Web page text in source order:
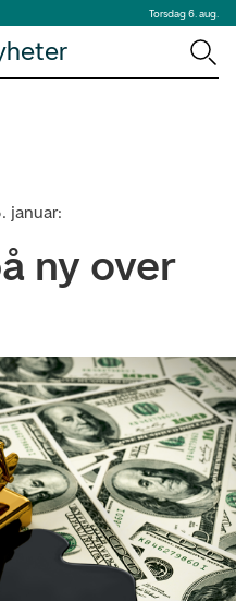
Torsdag 6. aug.
januar:
ny over